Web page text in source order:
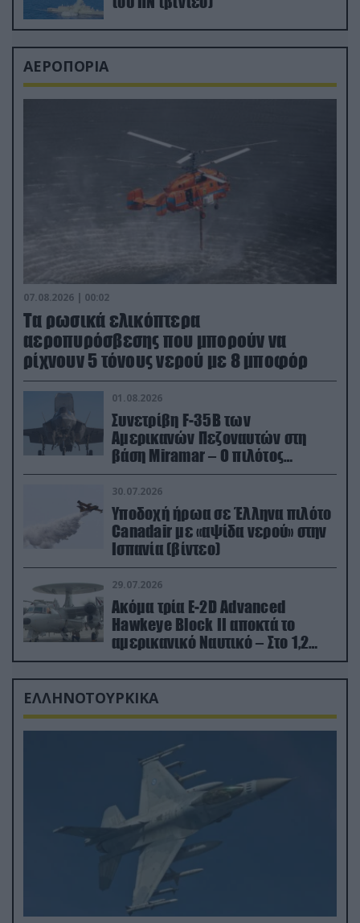
ΑΕΡΟΠΟΡΙΑ
07.08.2026 | 00:02
Τα ρωσικά ελικόπτερα
αεροπυρόσβεσης που μπορούν να
ρίχνουν 5 τόνους νερού με 8 μποφόρ
01.08.2026
Συνετρίβη F-35B των
Αμερικανών Πεζοναυτών στη
βάση Miramar – Ο πιλότος
εκτινάχθηκε εγκαίρως
30.07.2026
Υποδοχή ήρωα σε Έλληνα πιλότο
Canadair με «αψίδα νερού» στην
Ισπανία (βίντεο)
29.07.2026
Ακόμα τρία E-2D Advanced
Hawkeye Block II αποκτά το
αμερικανικό Ναυτικό – Στο 1,2
δισ.δολάρια το κόστος
ΕΛΛΗΝΟΤΟΥΡΚΙΚΑ